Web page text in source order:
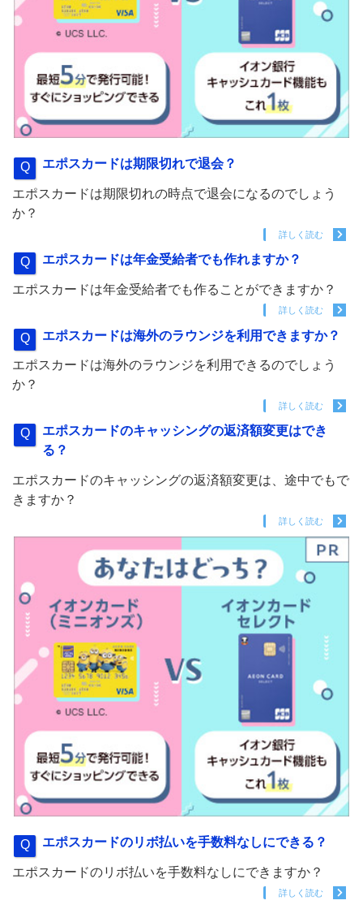
エポスカードは期限切れで退会？
エポスカードは期限切れの時点で退会になるのでしょう
か？
詳しく読む
エポスカードは年金受給者でも作れますか？
エポスカードは年金受給者でも作ることができますか？
詳しく読む
エポスカードは海外のラウンジを利用できますか？
エポスカードは海外のラウンジを利用できるのでしょう
か？
詳しく読む
エポスカードのキャッシングの返済額変更はでき
る？
エポスカードのキャッシングの返済額変更は、途中でもで
きますか？
詳しく読む
エポスカードのリボ払いを手数料なしにできる？
エポスカードのリボ払いを手数料なしにできますか？
詳しく読む